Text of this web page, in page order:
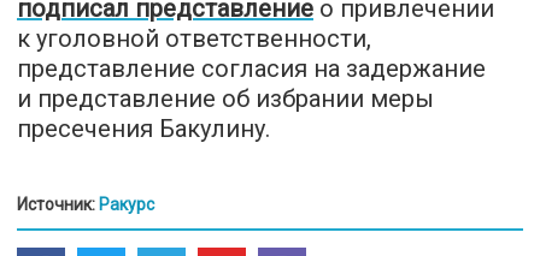
подписал представление о привлечении
к уголовной ответственности,
представление согласия на задержание
и представление об избрании меры
пресечения Бакулину.
Источник: Ракурс